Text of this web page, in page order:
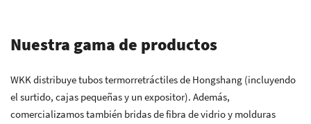
Nuestra gama de productos
WKK distribuye tubos termorretráctiles de Hongshang (incluyendo
el surtido, cajas pequeñas y un expositor). Además,
comercializamos también bridas de fibra de vidrio y molduras